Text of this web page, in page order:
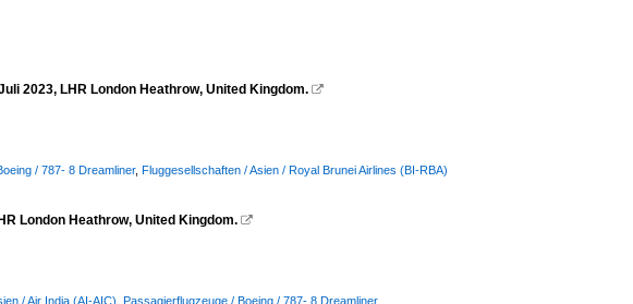
2023, LHR London Heathrow, United Kingdom. 
/ 787- 8 Dreamliner, Fluggesellschaften / Asien / Royal Brunei Airlines (BI-RBA)
London Heathrow, United Kingdom. 
/ Air India (AI-AIC) Passagierflugzeuge / Boeing / 787- 8 Dreamliner